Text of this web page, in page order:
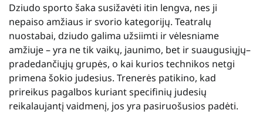
Dziudo sporto šaka susižavėti itin lengva, nes ji
nepaiso amžiaus ir svorio kategorijų. Teatralų
nuostabai, dziudo galima užsiimti ir vėlesniame
amžiuje – yra ne tik vaikų, jaunimo, bet ir suaugusiųjų–
pradedančiųjų grupės, o kai kurios technikos netgi
primena šokio judesius. Trenerės patikino, kad
prireikus pagalbos kuriant specifinių judesių
reikalaujantį vaidmenį, jos yra pasiruošusios padėti.